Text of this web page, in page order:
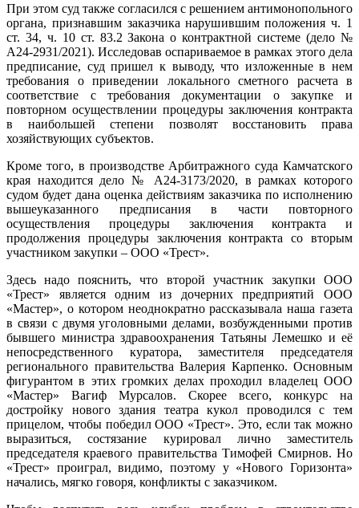
При этом суд также согласился с решением антимонопольного
органа, признавшим заказчика нарушившим положения ч. 1
ст. 34, ч. 10 ст. 83.2 Закона о контрактной системе (дело №
А24-2931/2021). Исследовав оспариваемое в рамках этого дела
предписание, суд пришел к выводу, что изложенные в нем
требования о приведении локального сметного расчета в
соответствие с требования документации о закупке и
повторном осуществлении процедуры заключения контракта
в наибольшей степени позволят восстановить права
хозяйствующих субъектов.
Кроме того, в производстве Арбитражного суда Камчатского
края находится дело № А24-3173/2020, в рамках которого
судом будет дана оценка действиям заказчика по исполнению
вышеуказанного предписания в части повторного
осуществления процедуры заключения контракта и
продолжения процедуры заключения контракта со вторым
участником закупки – ООО «Трест».
Здесь надо пояснить, что второй участник закупки ООО
«Трест» является одним из дочерних предприятий ООО
«Мастер», о котором неоднократно рассказывала наша газета
в связи с двумя уголовными делами, возбужденными против
бывшего министра здравоохранения Татьяны Лемешко и её
непосредственного куратора, заместителя председателя
регионального правительства Валерия Карпенко. Основным
фигурантом в этих громких делах проходил владелец ООО
«Мастер» Вагиф Мурсалов. Скорее всего, конкурс на
достройку нового здания театра кукол проводился с тем
прицелом, чтобы победил ООО «Трест». Это, если так можно
выразиться, состязание курировал лично заместитель
председателя краевого правительства Тимофей Смирнов. Но
«Трест» проиграл, видимо, поэтому у «Нового Горизонта»
начались, мягко говоря, конфликты с заказчиком.